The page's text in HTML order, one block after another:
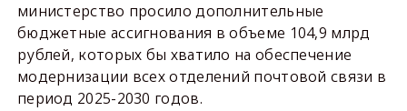
министерство просило дополнительные
бюджетные ассигнования в объеме 104,9 млрд
рублей, которых бы хватило на обеспечение
модернизации всех отделений почтовой связи в
период 2025-2030 годов.